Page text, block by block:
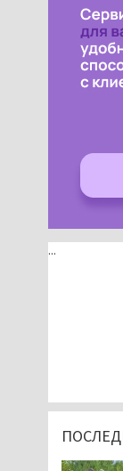
...